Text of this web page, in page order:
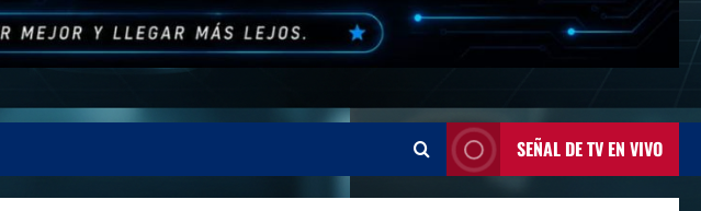
SEÑAL DE TV EN VIVO